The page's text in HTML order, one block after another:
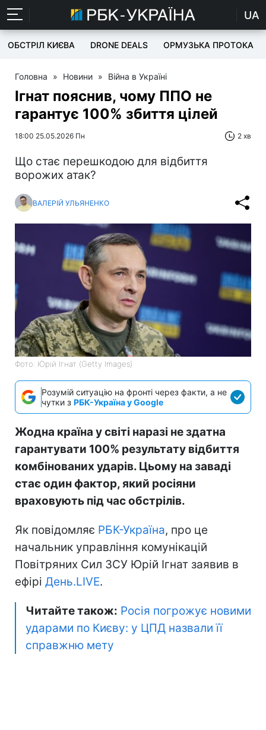
UA
ОБСТРІЛ КИЄВА DRONE DEALS ОРМУЗЬКА ПРОТОКА
Головна » Новини » Війна в Україні
Ігнат пояснив, чому ППО не
гарантує 100% збиття цілей
18:00 25.05.2026 Пн 2 хв
Що стає перешкодою для відбиття
ворожих атак?
ВАЛЕРІЙ УЛЬЯНЕНКО
Фото: Юрій Ігнат (Getty Images)
Розумій ситуацію на фронті через факти, а не
чутки з РБК-Україна у Google
Жодна країна у світі наразі не здатна
гарантувати 100% результату відбиття
комбінованих ударів. Цьому на заваді
стає один фактор, який росіяни
враховують під час обстрілів.
Як повідомляє РБК-Україна, про це
начальник управління комунікацій
Повітряних Сил ЗСУ Юрій Ігнат заявив в
ефірі День.LIVE.
Читайте також: Росія погрожує новими
ударами по Києву: у ЦПД назвали її
справжню мету